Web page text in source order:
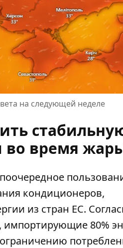
на следующей неделе
во время
кондиционеров,
из стран ЕС.
80%